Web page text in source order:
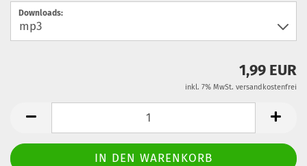
Downloads:
1,99 EUR
inkl. 7% MwSt. versandkostenfrei